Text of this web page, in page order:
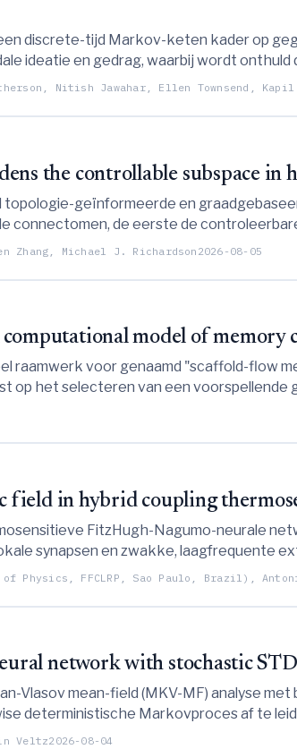
discrete-tijd Markov-keten kader op
ideatie en gedrag, waarbij wordt
dat gekenmerkt wordt door
Nitish Jawahar, Ellen Townsend,
the controllable subspace in
geïnformeerde en
connectomen, de eerste de
van persistente topologische cycli in
Zhang, Michael J. Richardson 2026-08-05
model of memory
raamwerk voor genaamd "scaffold-flow
op het selecteren van een
onderscheidend vermogens
field in hybrid coupling
FitzHugh-Nagumo-neurale
synapsen en zwakke, laagfrequente
golven, chimera-toestanden
Physics, FFCLRP, Sao Paulo, Brazil),
network with stochastic
Vlasov mean-field (MKV-MF) analyse
deterministische Markovproces af te
plasticity (STDP) nauwkeurig
Veltz2026-08-04